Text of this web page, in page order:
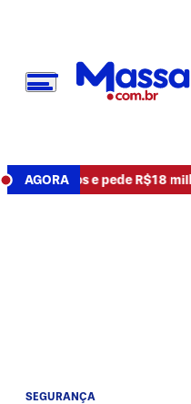
AGORA
abusos e pede R$18
SEGURANÇA